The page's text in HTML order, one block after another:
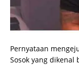
Pernyataan
Sosok yang